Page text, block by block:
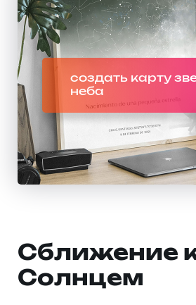
создать карту
неба
Сближение
Солнцем